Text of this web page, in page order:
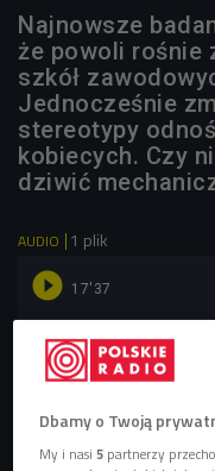
Najnowsze
że powoli rośnie
szkół
Jednocześnie
stereotypy
kobiecych. Czy
dziwić
AUDIO 1 plik
 17'37
(Czat Czwórki/
Dbamy o Twoją
My i nasi5 partnerzy